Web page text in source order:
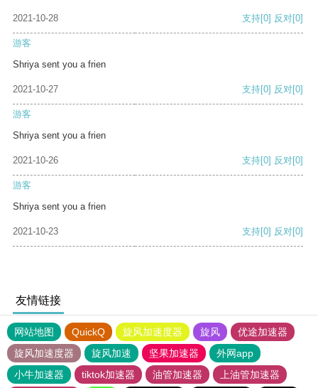
2021-10-28 支持[0] 反对[0]
游客
Shriya sent you a frien
2021-10-27 支持[0] 反对[0]
游客
Shriya sent you a frien
2021-10-26 支持[0] 反对[0]
游客
Shriya sent you a frien
2021-10-23 支持[0] 反对[0]
友情链接
网站地图 QuickQ 旋风加速度器 旋风
优途加速器
旋风加速度器
旋风加速 坚果加速器
外网app
小牛加速器
tiktok加速器 油管加速器
上油管加速器